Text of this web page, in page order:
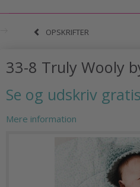
OPSKRIFTER
33-8 Truly Wooly
Se og udskriv
Mere information